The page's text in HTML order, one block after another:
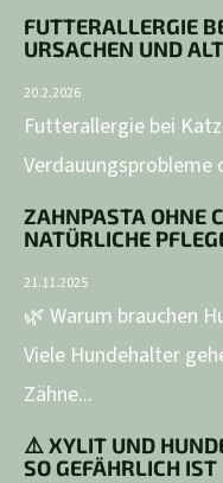
FUTTERALLERGIE
URSACHEN UND
20.2.2026
Futterallergie bei
Verdauungsprobleme
ZAHNPASTA OHNE
NATÜRLICHE
21.11.2025
🌿 Warum brauchen
Viele Hundehalter
Zähne...
⚠️ XYLIT UND
SO GEFÄHRLICH IST